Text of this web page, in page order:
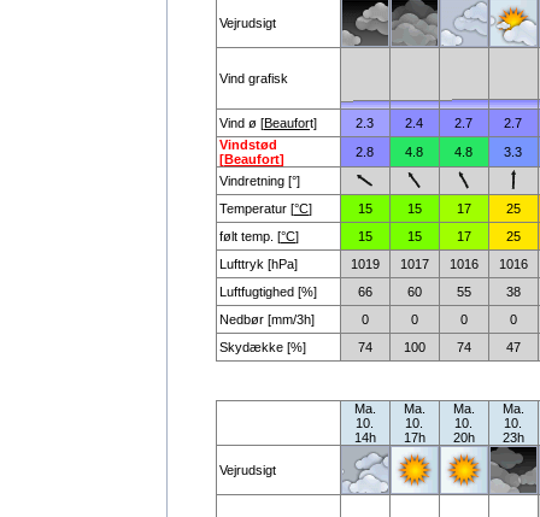
Vejrudsigt
Vind grafisk
Vind ø [Beaufort] 2.3 2.4 2.7
2.7
Vindstød
[Beaufort] 2.8 4.8 4.8
3.3
Vindretning [°]
Temperatur [°C] 15 15 17
25
følt temp. [°C] 15 15 17
25
Lufttryk [hPa]
1019 1017 1016
1016
Luftfugtighed [%]
66 60 55
38
Nedbør [mm/3h]
0 0 0
0
Skydække [%]
74 100 74 47
Ma.
10.
14h
Ma.
10.
17h
Ma.
10.
20h
Ma.
10.
23h
Vejrudsigt